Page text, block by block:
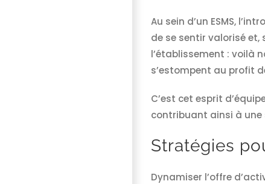
Au sein d’un ESMS,
de se sentir valorisé et,
l’établissement : voilà
s’estompent au profit
C’est cet esprit
contribuant ainsi à une
Stratégies
Dynamiser l’offre